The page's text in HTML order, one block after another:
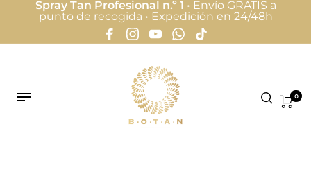
Spray Tan Profesional n.º 1 • Envío GRATIS a
punto de recogida • Expedición en 24/48h
0